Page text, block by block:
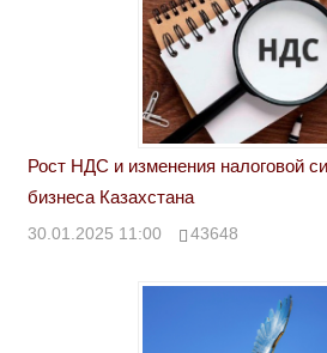
Рост НДС и изменения налоговой
бизнеса Казахстана
30.01.2025 11:00 43648